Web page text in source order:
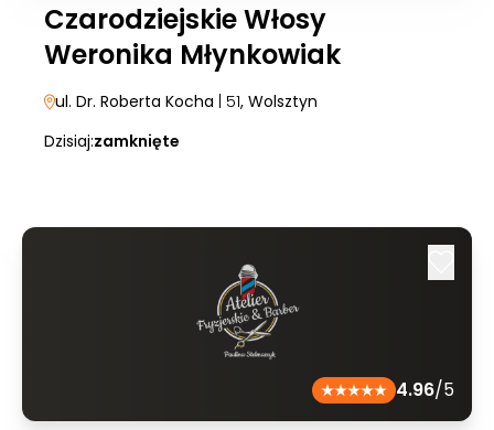
Czarodziejskie Włosy
Weronika Młynkowiak
ul. Dr. Roberta Kocha | 51, Wolsztyn
Dzisiaj:zamknięte
4.96/5